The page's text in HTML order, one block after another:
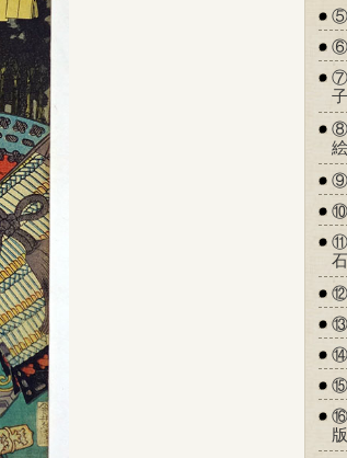
⑤
⑥
⑦
⑧
絵
⑨
⑩
⑪
⑫
⑬
⑭
⑮
⑯